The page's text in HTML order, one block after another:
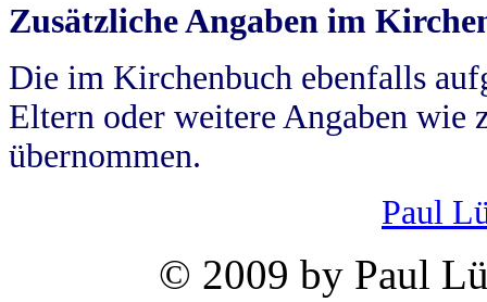
Zusätzliche Angaben im
Die im Kirchenbuch ebenfalls
Eltern oder weitere Angaben wie
übernommen.
Paul
© 2009 by Paul